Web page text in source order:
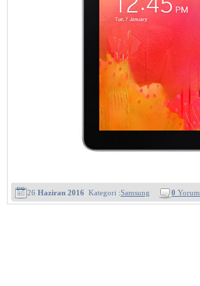
26 Haziran 2016 Kategori :Samsung 0 Yorum